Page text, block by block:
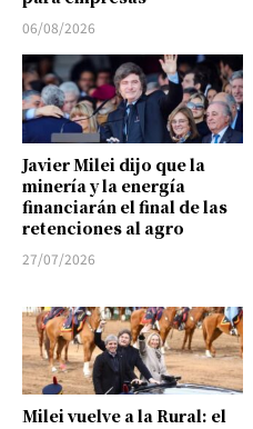
06/08/2026
Javier Milei dijo que la
minería y la energía
financiarán el final de las
retenciones al agro
27/07/2026
Milei vuelve a la Rural: el